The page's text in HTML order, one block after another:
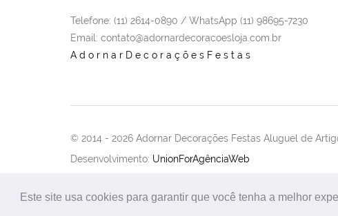
Este site usa cookies para garantir que você tenha a melhor
Telefone: (11) 2614-0890 / WhatsApp (11) 98695-7230
Email : contato@adornardecoracoesloja.com.br
AdornarDecoraçõesFestas
© 2014 - 2026 Adornar Decorações Festas Aluguel de
Desenvolvimento: UnionForAgênciaWeb